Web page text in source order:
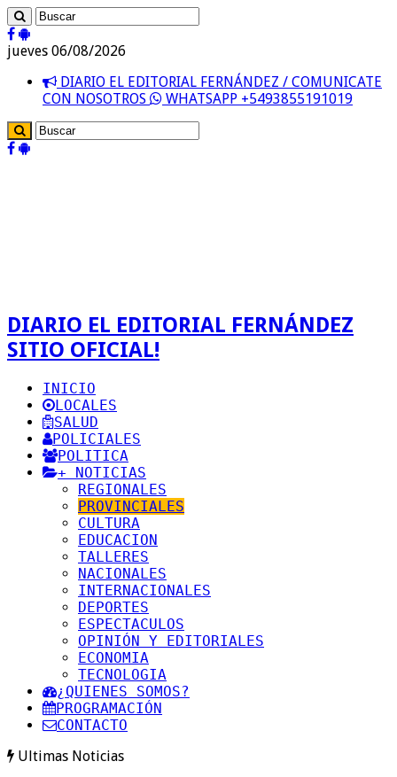
jueves 06/08/2026
DIARIO EL EDITORIAL FERNÁNDEZ / COMUNICATE
CON NOSOTROS
WHATSAPP +5493855191019
DIARIO EL EDITORIAL FERNÁNDEZ
SITIO OFICIAL!
INICIO
LOCALES
SALUD
POLICIALES
POLITICA
+ NOTICIAS
REGIONALES
PROVINCIALES
CULTURA
EDUCACION
TALLERES
NACIONALES
INTERNACIONALES
DEPORTES
ESPECTACULOS
OPINIÓN Y EDITORIALES
ECONOMIA
TECNOLOGIA
¿QUIENES SOMOS?
PROGRAMACIÓN
CONTACTO
Ultimas Noticias